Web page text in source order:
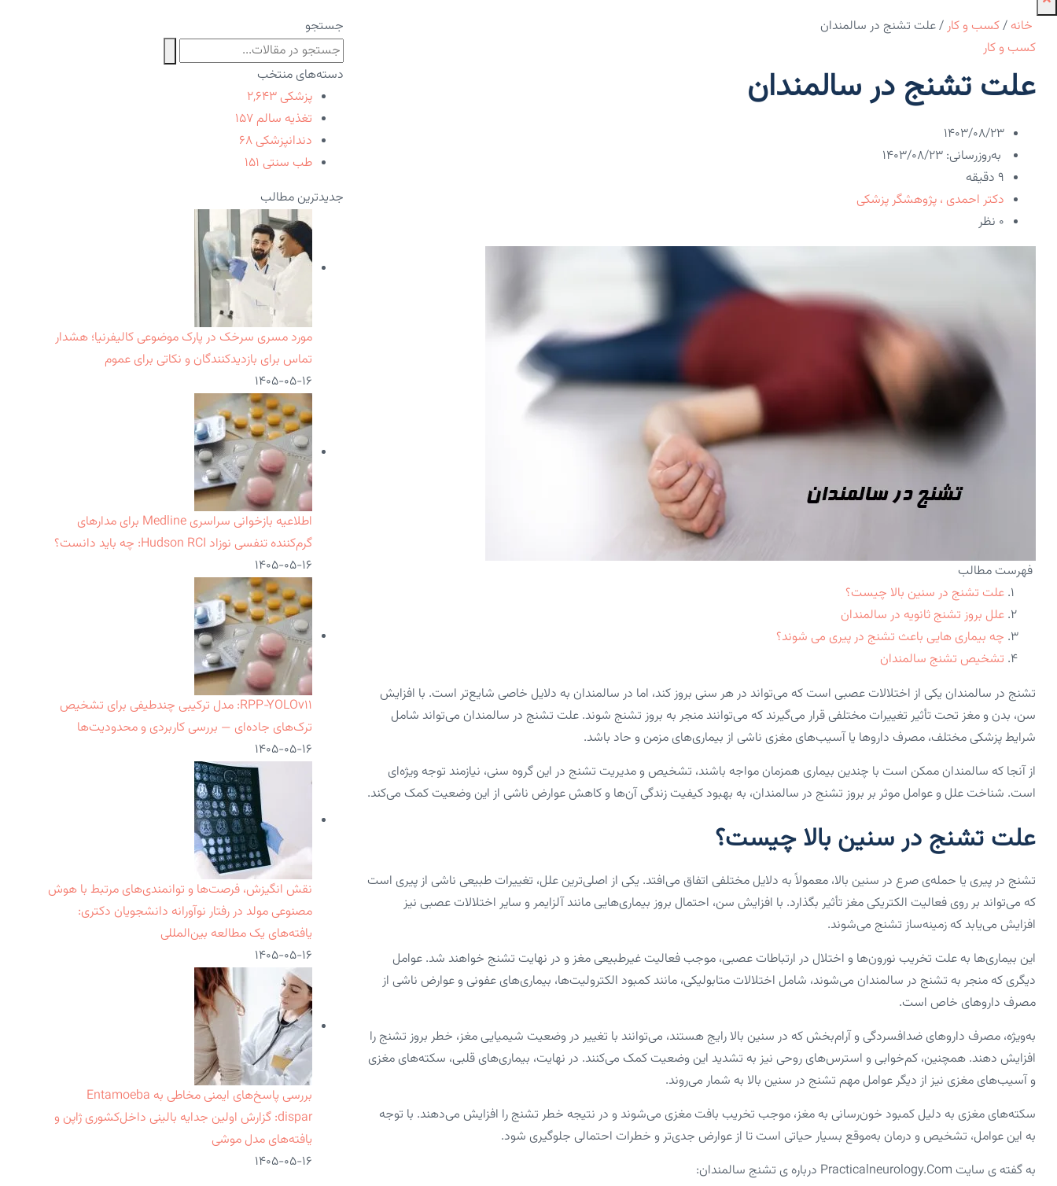
خانه /کسب و کار/علت تشنج در سالمندان
کسب و کار
علت تشنج در سالمندان
۱۴۰۳/۰۸/۲۳
به‌روزرسانی: ۱۴۰۳/۰۸/۲۳
9 دقیقه
دکتر احمدی ، پژوهشگر پزشکی
۰ نظر
فهرست مطالب
علت تشنج در سنین بالا چیست؟
علل بروز تشنج ثانویه در سالمندان
چه بیماری هایی باعث تشنج در پیری می شوند؟
تشخیص تشنج سالمندان
تشنج در سالمندان یکی از اختلالات عصبی است که می‌تواند در هر سنی بروز کند، اما در سالمندان به دلایل خاصی شایع‌تر است. با افزایش
سن، بدن و مغز تحت تأثیر تغییرات مختلفی قرار می‌گیرند که می‌توانند منجر به بروز تشنج شوند. علت تشنج در سالمندان می‌تواند شامل
شرایط پزشکی مختلف، مصرف داروها یا آسیب‌های مغزی ناشی از بیماری‌های مزمن و حاد باشد.
از آنجا که سالمندان ممکن است با چندین بیماری همزمان مواجه باشند، تشخیص و مدیریت تشنج در این گروه سنی، نیازمند توجه ویژه‌ای
است. شناخت علل و عوامل موثر بر بروز تشنج در سالمندان، به بهبود کیفیت زندگی آن‌ها و کاهش عوارض ناشی از این وضعیت کمک می‌کند.
علت تشنج در سنین بالا چیست؟
تشنج در پیری یا حمله‌ی صرع در سنین بالا، معمولاً به دلایل مختلفی اتفاق می‌افتد. یکی از اصلی‌ترین علل، تغییرات طبیعی ناشی از پیری است
که می‌تواند بر روی فعالیت الکتریکی مغز تأثیر بگذارد. با افزایش سن، احتمال بروز بیماری‌هایی مانند آلزایمر و سایر اختلالات عصبی نیز
افزایش می‌یابد که زمینه‌ساز تشنج می‌شوند.
این بیماری‌ها به علت تخریب نورون‌ها و اختلال در ارتباطات عصبی، موجب فعالیت غیرطبیعی مغز و در نهایت تشنج خواهند شد. عوامل
دیگری که منجر به تشنج در سالمندان می‌شوند، شامل اختلالات متابولیکی، مانند کمبود الکترولیت‌ها، بیماری‌های عفونی و عوارض ناشی از
مصرف داروهای خاص است.
به‌ویژه، مصرف داروهای ضدافسردگی و آرام‌بخش که در سنین بالا رایج هستند، می‌توانند با تغییر در وضعیت شیمیایی مغز، خطر بروز تشنج را
افزایش دهند. همچنین، کم‌خوابی و استرس‌های روحی نیز به تشدید این وضعیت کمک می‌کنند. در نهایت، بیماری‌های قلبی، سکته‌های مغزی
و آسیب‌های مغزی نیز از دیگر عوامل مهم تشنج در سنین بالا به شمار می‌روند.
سکته‌های مغزی به دلیل کمبود خون‌رسانی به مغز، موجب تخریب بافت مغزی می‌شوند و در نتیجه خطر تشنج را افزایش می‌دهند. با توجه
به این عوامل، تشخیص و درمان به‌موقع بسیار حیاتی است تا از عوارض جدی‌تر و خطرات احتمالی جلوگیری شود.
به گفته ی سایت Practicalneurology.com درباره ی تشنج سالمندان:
جستجو
دسته‌های منتخب
پزشکی ۲,۶۴۳
تغذیه سالم ۱۵۷
دندانپزشکی ۶۸
طب سنتی ۱۵۱
جدیدترین مطالب
مورد مسری سرخک در پارک موضوعی کالیفرنیا؛ هشدار
تماس برای بازدیدکنندگان و نکاتی برای عموم
۱۴۰۵-۰۵-۱۶
اطلاعیه بازخوانی سراسری Medline برای مدارهای
گرم‌کننده تنفسی نوزاد Hudson RCI: چه باید دانست؟
۱۴۰۵-۰۵-۱۶
RPP‑YOLOv۱۱: مدل ترکیبی چندطیفی برای تشخیص
ترک‌های جاده‌ای — بررسی کاربردی و محدودیت‌ها
۱۴۰۵-۰۵-۱۶
نقش انگیزش، فرصت‌ها و توانمندی‌های مرتبط با هوش
مصنوعی مولد در رفتار نوآورانه دانشجویان دکتری:
یافته‌های یک مطالعه بین‌المللی
۱۴۰۵-۰۵-۱۶
بررسی پاسخ‌های ایمنی مخاطی به Entamoeba
dispar: گزارش اولین جدایه بالینی داخل‌کشوری ژاپن و
یافته‌های مدل موشی
۱۴۰۵-۰۵-۱۶